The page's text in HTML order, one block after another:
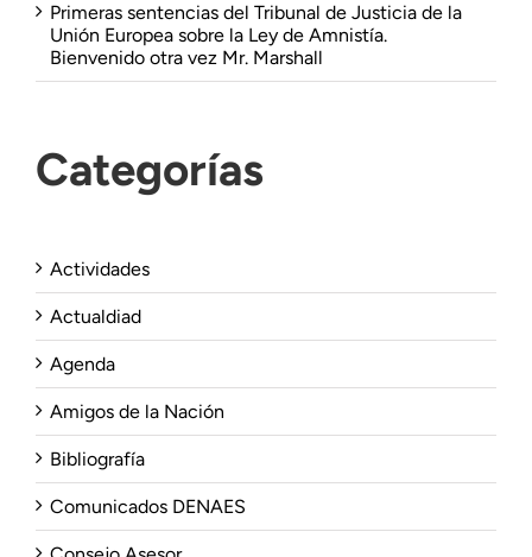
Primeras sentencias del Tribunal de Justicia de la
Unión Europea sobre la Ley de Amnistía.
Bienvenido otra vez Mr. Marshall
Categorías
Actividades
Actualdiad
Agenda
Amigos de la Nación
Bibliografía
Comunicados DENAES